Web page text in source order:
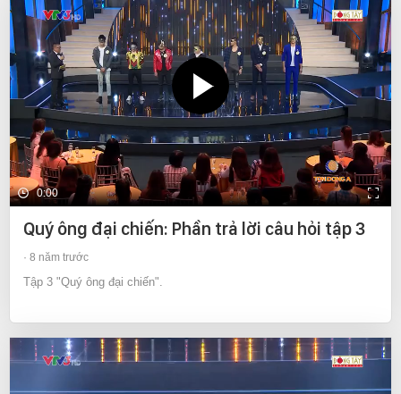
0:00
Quý ông đại chiến: Phần trả lời câu hỏi tập 3
8 năm trước
Tập 3 "Quý ông đại chiến".